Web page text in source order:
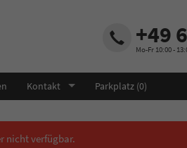
+49
Mo-Fr 10:00 -
Kontakt Parkplatz (0)
nicht verfügbar.